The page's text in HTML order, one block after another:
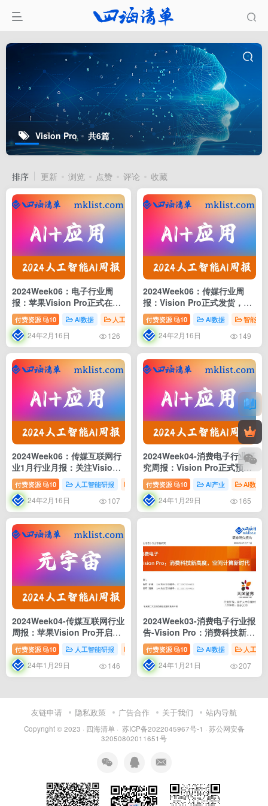
Vision Pro 共6篇
排序 更新 浏览 点赞 评论 收藏
2024Week06：电子行业周
报：苹果Vision Pro正式在美
国上市，关注MR产业链投资
机会
付费资源 10 AI数据 人工智能研报 AI行业 行业分析
24年2月16日 126
2024Week06：传媒行业周
报：Vision Pro正式发货，继
续布局游戏板块和AI应用
付费资源 10 AI数据 智能穿
24年2月16日 149
2024Week06：传媒互联网行
业1月行业月报：关注Vision
Pro应用生态进展及春节档影
片表现
付费资源 10 人工智能研报 内容平台 新媒体研报 AI行业
24年2月16日 107
2024Week04-消费电子行业研
究周报：Vision Pro正式预
售，比亚迪发布系列汽车智能
化技术，看好AI持续深度赋能
消费电子各领域
付费资源 10 AI产业 AI数据
24年1月29日 165
2024Week04-传媒互联网行业
周报：苹果Vision Pro开启预
售；算力升级有望带动AI产业
蓬勃发展
付费资源 10 人工智能研报 投资市场分析 智能穿戴 AI行业
24年1月29日 146
2024Week03-消费电子行业报
告-Vision Pro：消费科技新高
度，空间计算新时代
付费资源 10 AI数据 人工智
24年1月21日 207
友链申请 隐私政策 广告合作 关于我们 站内导航
Copyright © 2023 · 四海清单· 苏ICP备2022045967号-1 · 苏公网安备
32050802011651号